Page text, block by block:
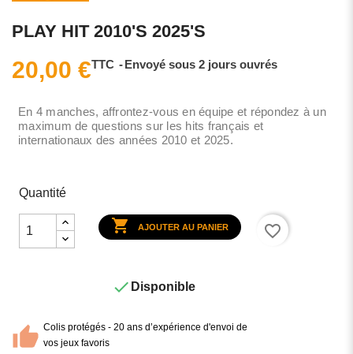
PLAY HIT 2010'S 2025'S
20,00 €TTC Envoyé sous 2 jours ouvrés
En 4 manches, affrontez-vous en équipe et répondez à un
maximum de questions sur les hits français et
internationaux des années 2010 et 2025.
Quantité
 AJOUTER AU PANIER favorite_border
 Disponible
Colis protégés - 20 ans d’expérience d'envoi de
vos jeux favoris